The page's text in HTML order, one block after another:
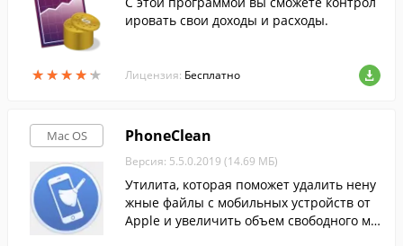
★★★★★
★★★★★
ировать свои доходы и расходы.
Лицензия: Бесплатно
Mac OS PhoneClean
Версия: 5.5.0.2019 (14.69 МБ)
Утилита, которая поможет удалить нену
жные файлы с мобильных устройств от
Apple и увеличить объем свободного ме